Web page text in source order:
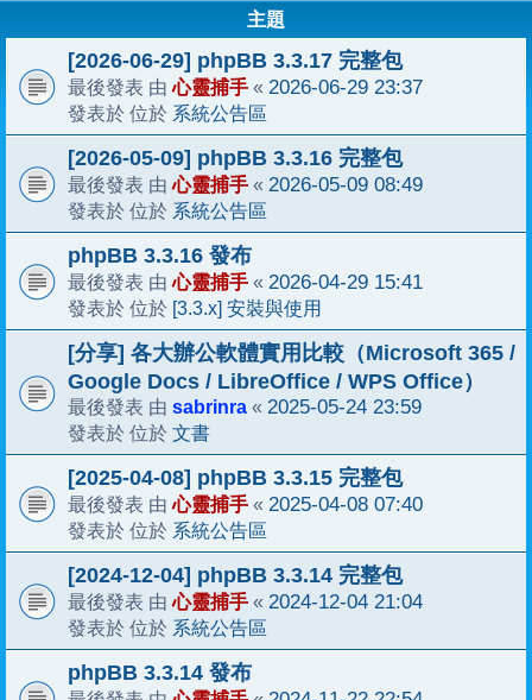
主題
[2026-06-29] phpBB 3.3.17 完整包
最後發表 由心靈捕手 « 2026-06-29 23:37
發表於 位於 系統公告區
[2026-05-09] phpBB 3.3.16 完整包
最後發表 由心靈捕手 « 2026-05-09 08:49
發表於 位於 系統公告區
phpBB 3.3.16 發布
最後發表 由心靈捕手 « 2026-04-29 15:41
發表於 位於 [3.3.x] 安裝與使用
[分享] 各大辦公軟體實用比較（Microsoft 365 /
Google Docs / LibreOffice / WPS Office）
最後發表 由 sabrinra « 2025-05-24 23:59
發表於 位於 文書
[2025-04-08] phpBB 3.3.15 完整包
最後發表 由心靈捕手 « 2025-04-08 07:40
發表於 位於 系統公告區
[2024-12-04] phpBB 3.3.14 完整包
最後發表 由心靈捕手 « 2024-12-04 21:04
發表於 位於 系統公告區
phpBB 3.3.14 發布